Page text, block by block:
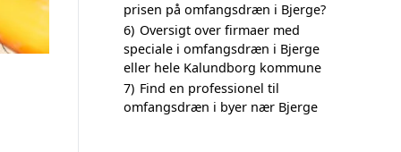
prisen på omfangsdræn i Bjerge?
6) Oversigt over firmaer med
speciale i omfangsdræn i Bjerge
eller hele Kalundborg kommune
7) Find en professionel til
omfangsdræn i byer nær Bjerge